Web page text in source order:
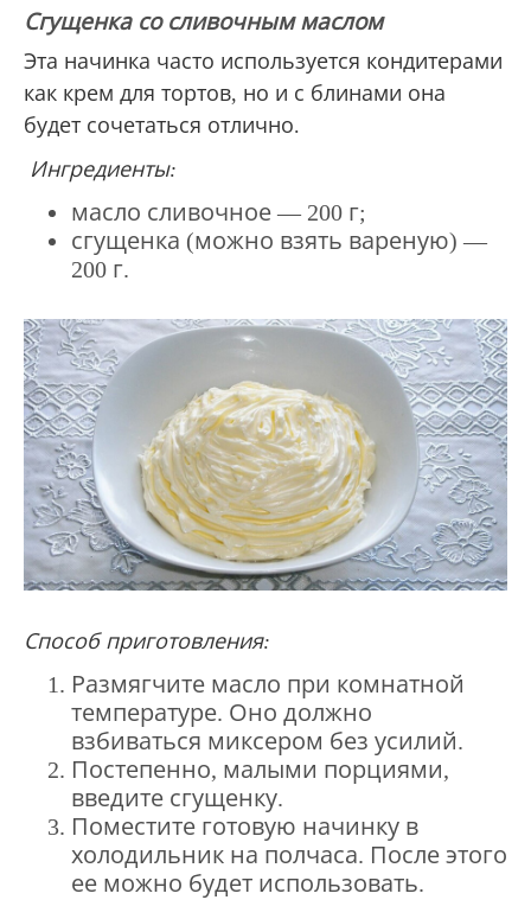
Сгущенка со сливочным маслом
Эта начинка часто используется кондитерами
как крем для тортов, но и с блинами она
будет сочетаться отлично.
Ингредиенты:
масло сливочное — 200 г;
сгущенка (можно взять вареную) —
200 г.
Способ приготовления:
Размягчите масло при комнатной
температуре. Оно должно
взбиваться миксером без усилий.
Постепенно, малыми порциями,
введите сгущенку.
Поместите готовую начинку в
холодильник на полчаса. После этого
ее можно будет использовать.